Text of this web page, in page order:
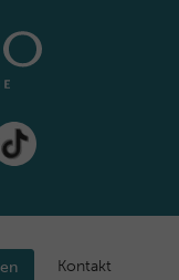
Kontakt